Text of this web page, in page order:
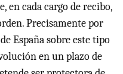
en cada cargo de recibo,
Precisamente por
España sobre este tipo
en un plazo de